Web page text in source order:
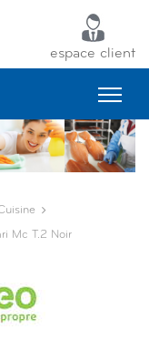
espace client
Mc T.2 Noir